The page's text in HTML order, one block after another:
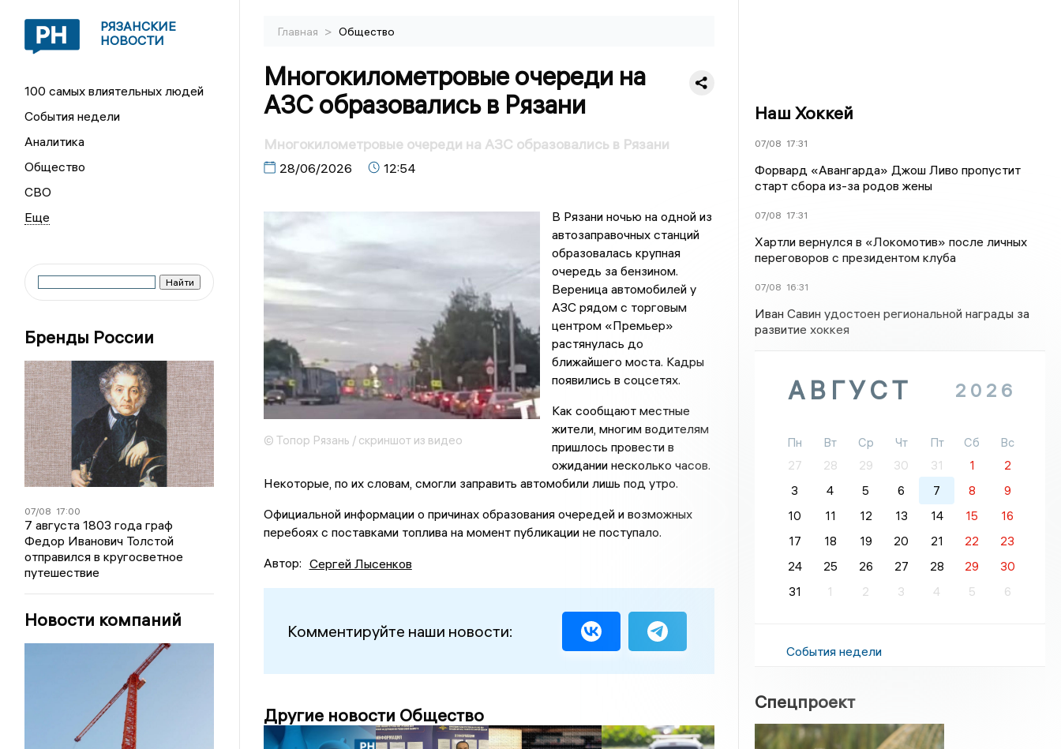
РЯЗАНСКИЕ
НОВОСТИ
100 самых влиятельных людей
События недели
Аналитика
Общество
СВО
Бренды России
07/08 17:00
7 августа 1803 года граф
Федор Иванович Толстой
отправился в кругосветное
путешествие
Новости компаний
Главная > Общество
Многокилометровые очереди на
АЗС образовались в Рязани
Многокилометровые очереди на АЗС образовались в Рязани
28/06/2026 12:54
© Топор Рязань / скриншот из видео
В Рязани ночью на одной из
автозаправочных станций
образовалась крупная
очередь за бензином.
Вереница автомобилей у
АЗС рядом с торговым
центром «Премьер»
растянулась до
ближайшего моста. Кадры
появились в соцсетях.
Как сообщают местные
жители, многим водителям
пришлось провести в
ожидании несколько часов.
Некоторые, по их словам, смогли заправить автомобили лишь под утро.
Официальной информации о причинах образования очередей и возможных
перебоях с поставками топлива на момент публикации не поступало.
Автор: Сергей Лысенков
Комментируйте наши новости:
Другие новости Общество
Наш Хоккей
07/08 17:31
Форвард «Авангарда» Джош Ливо пропустит
старт сбора из-за родов жены
07/08 17:31
Хартли вернулся в «Локомотив» после личных
переговоров с президентом клуба
07/08 16:31
Иван Савин удостоен региональной награды за
развитие хоккея
АВГУСТ 2026
Пн Вт Ср Чт Пт Сб
Вс
27
28 29 30 31 1
2
3
4 5 6 7 8
9
10
11 12 13 14 15
16
17
18 19 20 21 22
23
24
25 26 27 28 29
30
31
1 2 3 4 5 6
События недели
Спецпроект